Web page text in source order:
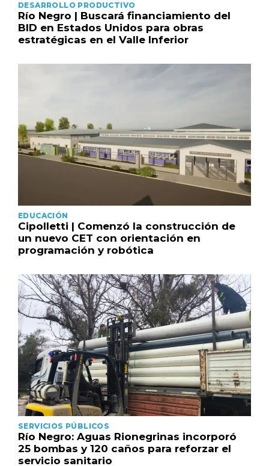
DESARROLLO PRODUCTIVO
Río Negro | Buscará financiamiento del
BID en Estados Unidos para obras
estratégicas en el Valle Inferior
EDUCACIÓN
Cipolletti | Comenzó la construcción de
un nuevo CET con orientación en
programación y robótica
SERVICIOS PÚBLICOS
Río Negro: Aguas Rionegrinas incorporó
25 bombas y 120 caños para reforzar el
servicio sanitario